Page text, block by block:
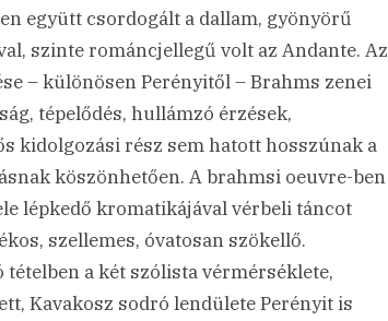
együtt csordogált a dallam, gyönyörű
szinte románcjellegű volt az Andante. Az
– különösen Perényitől – Brahms zenei
tépelődés, hullámzó érzések,
kidolgozási rész sem hatott hosszúnak a
köszönhetően. A brahmsi oeuvre-ben
lépkedő kromatikájával vérbeli táncot
szellemes, óvatosan szökellő.
a két szólista vérmérséklete,
Kavakosz sodró lendülete Perényit is